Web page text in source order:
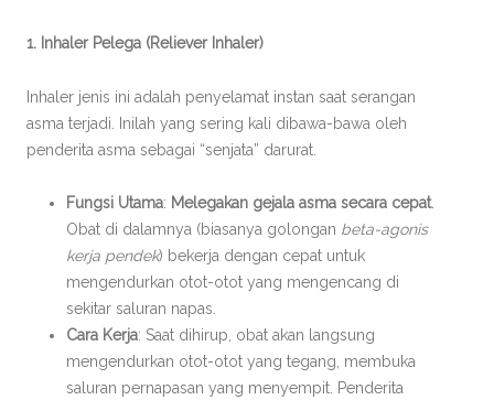
1. Inhaler Pelega (Reliever Inhaler)
Inhaler jenis ini adalah penyelamat instan saat serangan
asma terjadi. Inilah yang sering kali dibawa-bawa oleh
penderita asma sebagai “senjata” darurat.
Fungsi Utama: Melegakan gejala asma secara cepat.
Obat di dalamnya (biasanya golongan beta-agonis
kerja pendek) bekerja dengan cepat untuk
mengendurkan otot-otot yang mengencang di
sekitar saluran napas.
Cara Kerja: Saat dihirup, obat akan langsung
mengendurkan otot-otot yang tegang, membuka
saluran pernapasan yang menyempit. Penderita